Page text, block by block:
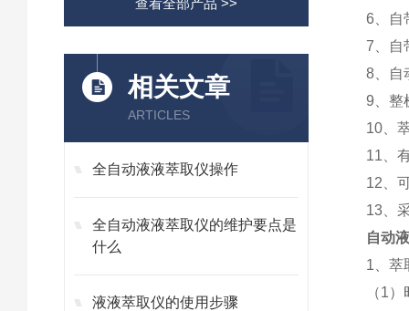
查看全部产品 >>
相关文章
ARTICLES
全自动液液萃取仪操作
全自动液液萃取仪的维护要点是
什么
液液萃取仪的使用步骤
6、自
7、自
8、自
9、整
10、
11、
12、
13、
自动
1、萃
（1